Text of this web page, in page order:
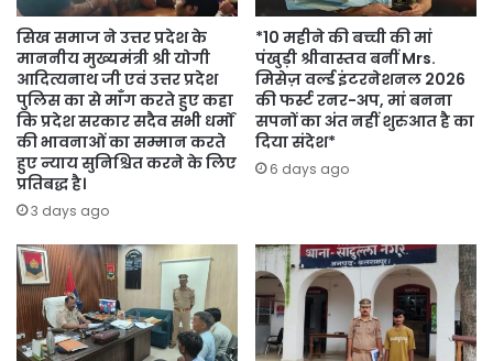
सिख समाज ने उत्तर प्रदेश के
माननीय मुख्यमंत्री श्री योगी
आदित्यनाथ जी एवं उत्तर प्रदेश
पुलिस का से माँग करते हुए कहा
कि प्रदेश सरकार सदैव सभी धर्मों
की भावनाओं का सम्मान करते
हुए न्याय सुनिश्चित करने के लिए
प्रतिबद्ध है।
3 days ago
*10 महीने की बच्ची की मां
पंखुड़ी श्रीवास्तव बनीं Mrs.
मिसेज़ वर्ल्ड इंटरनेशनल 2026
की फर्स्ट रनर-अप, मां बनना
सपनों का अंत नहीं शुरुआत है का
दिया संदेश*
6 days ago